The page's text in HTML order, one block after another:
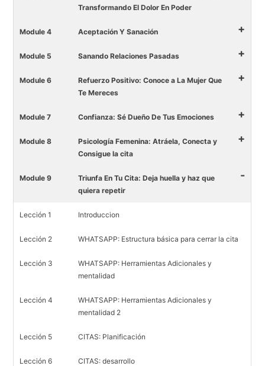
Transformando El Dolor En Poder
Module 4 Aceptación Y Sanación +
Module 5 Sanando Relaciones Pasadas +
Module 6
Refuerzo Positivo: Conoce a La Mujer Que
Te Mereces
+
Module 7 Confianza: Sé Dueño De Tus Emociones +
Module 8
Psicología Femenina: Atráela, Conecta y
Consigue la cita
+
Module 9
Triunfa En Tu Cita: Deja huella y haz que
quiera repetir
-
Lección 1 Introduccion
Lección 2 WHATSAPP: Estructura básica para cerrar la cita
Lección 3
WHATSAPP: Herramientas Adicionales y
mentalidad
Lección 4
WHATSAPP: Herramientas Adicionales y
mentalidad 2
Lección 5 CITAS: Planificación
Lección 6 CITAS: desarrollo